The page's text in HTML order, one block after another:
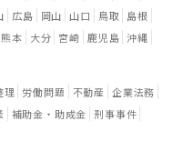
広島 岡山 山口 鳥取
島根
熊本 大分 宮崎 鹿児島 沖縄
理 労働問題 不動産 企業法務
補助金・助成金 刑事事件